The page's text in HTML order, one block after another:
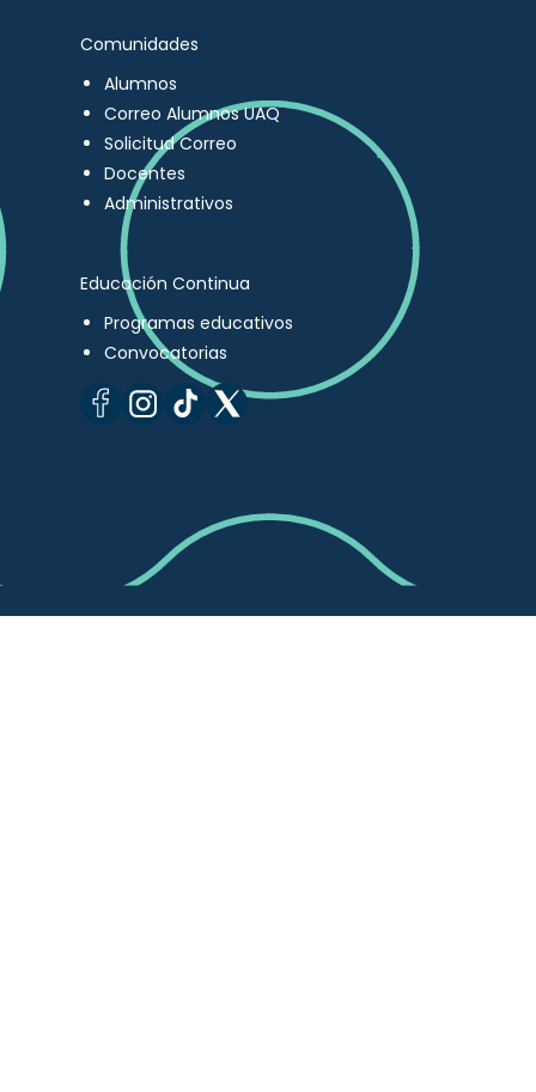
Comunidades
Alumnos
Correo Alumnos UAQ
Solicitud Correo
Docentes
Administrativos
Educación Continua
Programas educativos
Convocatorias